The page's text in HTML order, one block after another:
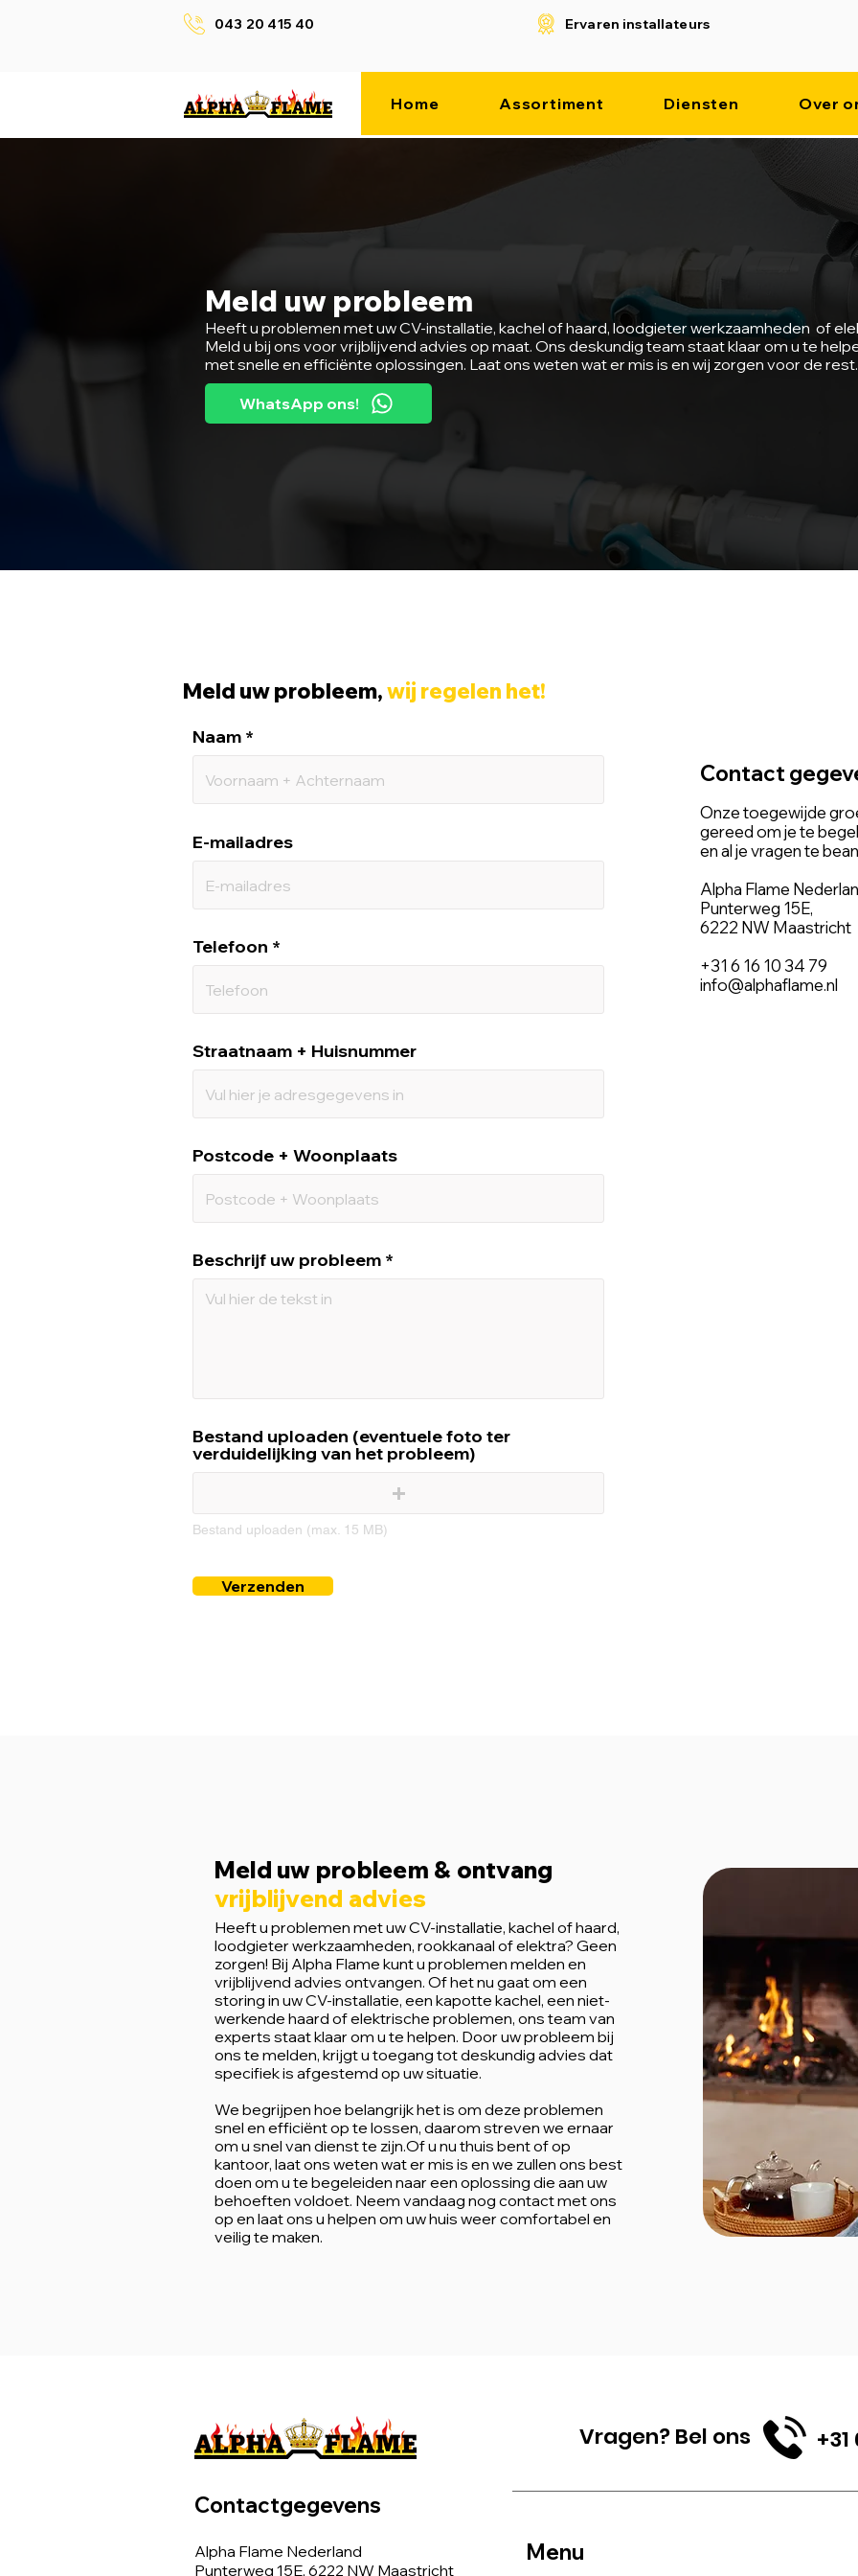
043 20 415 40 Ervaren installateurs
Home Assortiment Diensten Over
Meld uw probleem
Heeft u problemen met uw CV-installatie, kachel of haard, loodgieter werkzaamheden of
Meld u bij ons voor vrijblijvend advies op maat. Ons deskundig team staat klaar om u te
met snelle en efficiënte oplossingen. Laat ons weten wat er mis is en wij zorgen voor de rest.
WhatsApp ons!
Meld uw probleem,wij regelen het!
Naam
E-mailadres
Telefoon
Straatnaam + Huisnummer
Postcode + Woonplaats
Beschrijf uw probleem
Bestand uploaden (eventuele foto ter
verduidelijking van het probleem)
Bestand uploaden (max. 15 MB)
Verzenden
Contact
Onze toegewijde
gereed om je te
en al je vragen te
Alpha Flame
Punterweg 15E,
6222 NW Maastricht
+31 6 16 10 34 79
info@alphaflame.nl
Meld uw probleem & ontvang
vrijblijvend advies
Heeft u problemen met uw CV-installatie, kachel of haard,
loodgieter werkzaamheden, rookkanaal of elektra? Geen
zorgen! Bij Alpha Flame kunt u problemen melden en
vrijblijvend advies ontvangen. Of het nu gaat om een
storing in uw CV-installatie, een kapotte kachel, een niet-
werkende haard of elektrische problemen, ons team van
experts staat klaar om u te helpen. Door uw probleem bij
ons te melden, krijgt u toegang tot deskundig advies dat
specifiek is afgestemd op uw situatie.
We begrijpen hoe belangrijk het is om deze problemen
snel en efficiënt op te lossen, daarom streven we ernaar
om u snel van dienst te zijn.Of u nu thuis bent of op
kantoor, laat ons weten wat er mis is en we zullen ons best
doen om u te begeleiden naar een oplossing die aan uw
behoeften voldoet. Neem vandaag nog contact met ons
op en laat ons u helpen om uw huis weer comfortabel en
veilig te maken.
Contactgegevens
Alpha Flame Nederland
Punterweg 15E, 6222 NW Maastricht
Vragen? Bel ons +31
Menu